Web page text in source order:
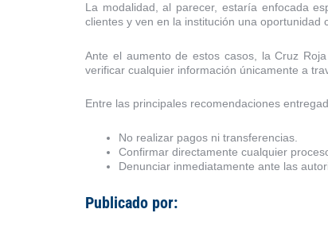
La modalidad, al parecer, estaría enfocada
clientes y ven en la institución una oportunidad
Ante el aumento de estos casos, la Cruz
verificar cualquier información únicamente a
Entre las principales recomendaciones
No realizar pagos ni transferencias.
Confirmar directamente cualquier
Denunciar inmediatamente ante las
Publicado por: